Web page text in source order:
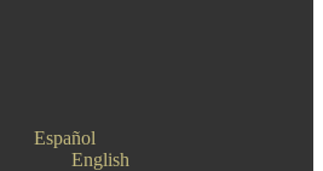
Español
English